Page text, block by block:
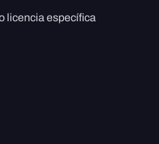
licencia específica